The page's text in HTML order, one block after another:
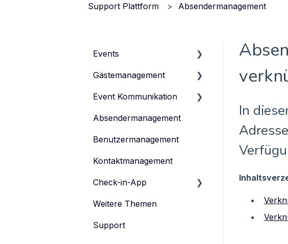
Support Plattform Absendermanagement
In
Events
Events verwalten
Event-Typen
Event-Team verwalten
Gästemanagement
Gästeliste verwalten
Gästedaten verwalten
Anmeldeformular
Tickets verwalten
Datenschutz
Event Kommunikation
Inhalte erstellen und
Absendermanagement
Benutzermanagement
Kontaktmanagement
Check-in-App
eyevip Check-in
eyevip Check-in+
Weitere Themen
Support